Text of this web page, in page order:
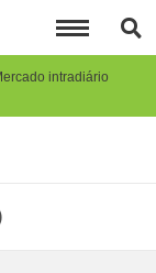
intradiário